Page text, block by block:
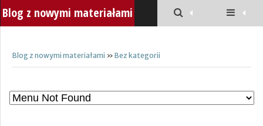
Blog z nowymi materiałami
Blog z nowymi materiałami » Bez kategorii